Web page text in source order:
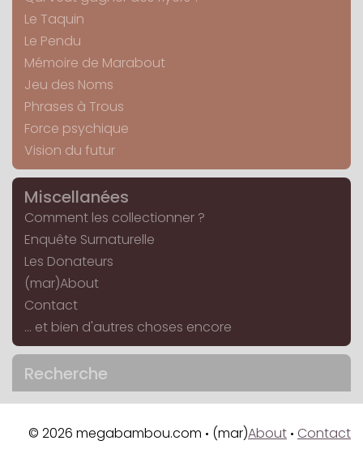
Le Taquin
Le Pendu
Mémoire de Marabout
Jeu des Noms
Phrases à Trous
Force psychique
Vision du futur
Miscellanées
Comment les collectionner ?
Enquête Surnaturelle
Les Donateurs
(mar)About
Contact
... et bien d'autres choses encore
Recherche
© 2026 megabambou.com • (mar)About • Contact